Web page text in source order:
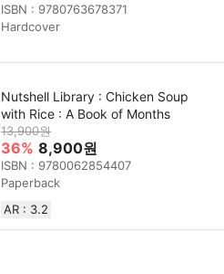
ISBN : 9780763678371
Hardcover
Nutshell Library : Chicken Soup
with Rice : A Book of Months
13,900원
36% 8,900원
ISBN : 9780062854407
Paperback
AR : 3.2